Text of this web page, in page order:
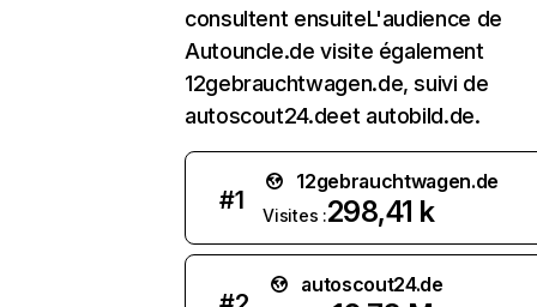
consultent ensuiteL'audience de
Autouncle.de visite également
12gebrauchtwagen.de, suivi de
autoscout24.deet autobild.de.
#1
12gebrauchtwagen.de
Visites :298,41 k
autoscout24.de